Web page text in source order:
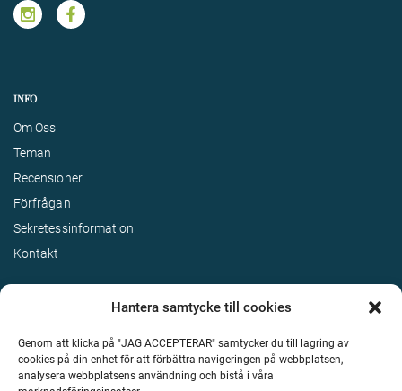
Hantera samtycke till cookies
Genom att klicka på "JAG ACCEPTERAR" samtycker du till lagring av
cookies på din enhet för att förbättra navigeringen på webbplatsen,
analysera webbplatsens användning och bistå i våra
INFO
Om Oss
Teman
Recensioner
Förfrågan
Sekretessinformation
Kontakt